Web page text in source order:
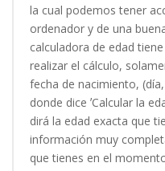
la cual podemos tener
ordenador y de una
calculadora de edad
realizar el cálculo,
fecha de nacimiento,
donde dice ʼCalcular la
dirá la edad exacta que
información muy
que tienes en el